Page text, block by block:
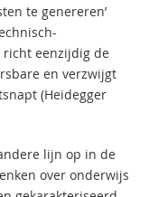
te genereren’
eenzijdig de
en verzwijgt
(Heidegger
lijn op in de
over onderwijs